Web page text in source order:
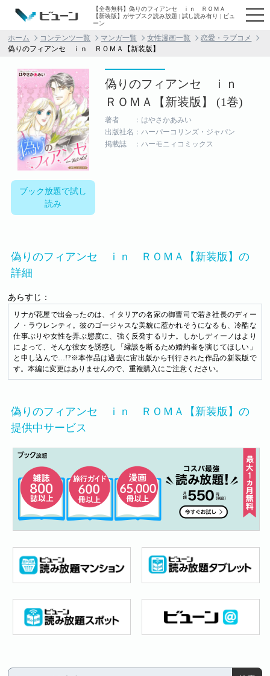
【全巻無料】偽りのフィアンセ ｉｎ ＲＯＭＡ
【新装版】がサブスク読み放題 | 試し読み有り | ビュ
ーン
ホーム コンテンツ一覧 マンガ一覧 女性漫画一覧
恋愛・ラブコメ
偽りのフィアンセ ｉｎ ＲＯＭＡ【新装版】
ブック放題で試し
読み
偽りのフィアンセ ｉｎ
ＲＯＭＡ【新装版】 (1巻)
著者 ：はやさかあみい
出版社名：ハーパーコリンズ・ジャパン
掲載誌 ：ハーモニィコミックス
偽りのフィアンセ ｉｎ ＲＯＭＡ【新装版】の
詳細
あらすじ：
リナが花屋で出会ったのは、イタリアの名家の御曹司で若き社長のディー
ノ・ラウレンティ。彼のゴージャスな美貌に惹かれそうになるも、冷酷な
仕事ぶりや女性を弄ぶ態度に、強く反発するリナ。しかしディーノはより
によって、そんな彼女を誘惑し「縁談を断るため婚約者を演じてほしい」
と申し込んで…!?※本作品は過去に宙出版から刊行された作品の新装版で
す。本編に変更はありませんので、重複購入にご注意ください。
偽りのフィアンセ ｉｎ ＲＯＭＡ【新装版】の
提供中サービス